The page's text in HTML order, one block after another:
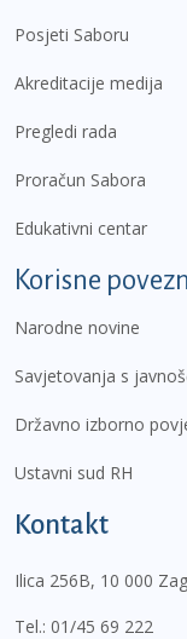
Posjeti Saboru
Akreditacije medija
Pregledi rada
Proračun Sabora
Edukativni centar
Korisne
Narodne novine
Savjetovanja s
Državno izborno
Ustavni sud RH
Kontakt
Ilica 256B, 10 000
Tel.: 01/45 69 222